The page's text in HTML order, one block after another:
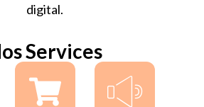
digital.
Services